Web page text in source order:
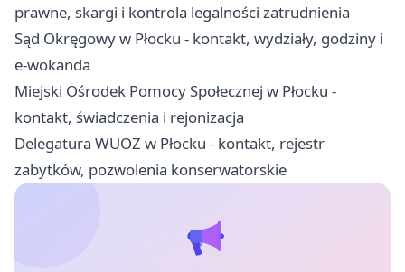
prawne, skargi i kontrola legalności zatrudnienia
Sąd Okręgowy w Płocku - kontakt, wydziały, godziny i
e-wokanda
Miejski Ośrodek Pomocy Społecznej w Płocku -
kontakt, świadczenia i rejonizacja
Delegatura WUOZ w Płocku - kontakt, rejestr
zabytków, pozwolenia konserwatorskie